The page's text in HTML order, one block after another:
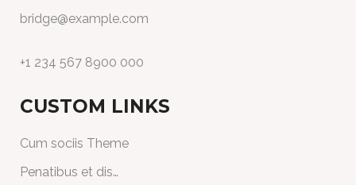
bridge@example.com
+1 234 567 8900 000
CUSTOM LINKS
Cum sociis Theme
Penatibus et dis…